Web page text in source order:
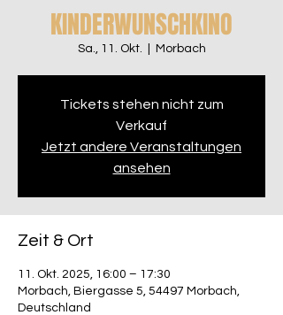
KINDERWUNSCHKINO
Sa., 11. Okt. Morbach
Tickets stehen nicht zum
Verkauf
Jetzt andere Veranstaltungen
ansehen
Zeit & Ort
11. Okt. 2025, 16:00 – 17:30
Morbach, Biergasse 5, 54497 Morbach,
Deutschland